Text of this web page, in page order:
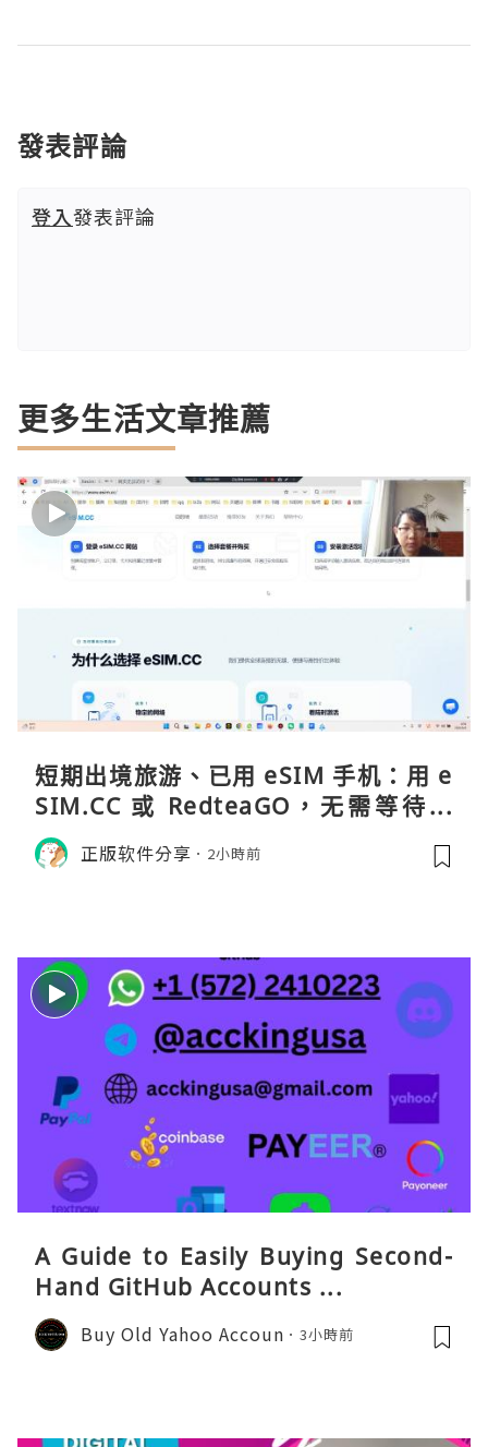
發表評論
登入發表評論
更多生活文章推薦
短期出境旅游、已用 eSIM 手机：用 e
SIM.CC 或 RedteaGO，无需等待收
货。需要“当地号码 + 通话短信”（如
打车、外卖、客户联络）：优先 Redt
正版软件分享 2小時前
A Guide to Easily Buying Second-
Hand GitHub Accounts ...
Buy Old Yahoo Accoun 3小時前